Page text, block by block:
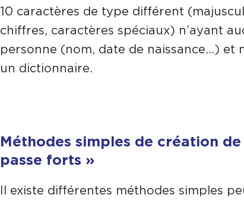
10 caractères de type différent
chiffres, caractères spéciaux) n’ayant
personne (nom, date de naissance…) et
un dictionnaire.
Méthodes simples de création
passe forts »
Il existe différentes méthodes simples